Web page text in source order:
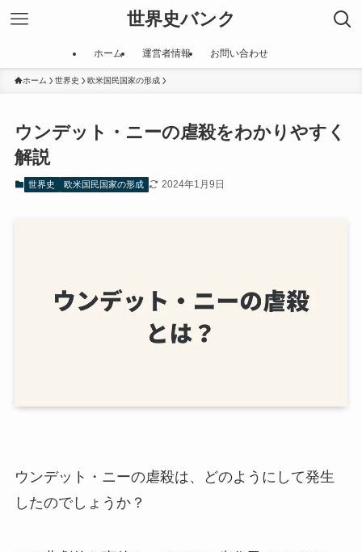
世界史バンク
ホーム 運営者情報 お問い合わせ
ホーム 世界史 欧米国民国家の形成
ウンデット・ニーの虐殺をわかりやすく
解説
世界史 欧米国民国家の形成 2024年1月9日
ウンデット・ニーの虐殺は、どのようにして発生
したのでしょうか？